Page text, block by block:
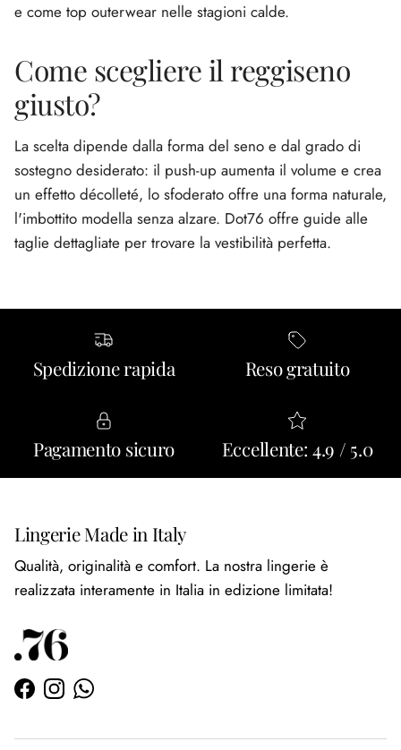
e come top outerwear nelle stagioni calde.
Come scegliere il reggiseno
giusto?
La scelta dipende dalla forma del seno e dal grado di
sostegno desiderato: il push-up aumenta il volume e crea
un effetto décolleté, lo sfoderato offre una forma naturale,
l'imbottito modella senza alzare. Dot76 offre guide alle
taglie dettagliate per trovare la vestibilità perfetta.
Spedizione rapida Reso gratuito
Pagamento sicuro Eccellente: 4.9 / 5.0
Lingerie Made in Italy
Qualità, originalità e comfort. La nostra lingerie è
realizzata interamente in Italia in edizione limitata!
Facebook
InstagramWhatsApp